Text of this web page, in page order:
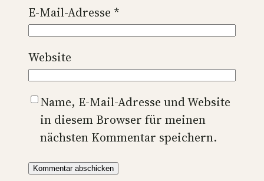
E-Mail-Adresse *
Website
Name, E-Mail-Adresse und Website
in diesem Browser für meinen
nächsten Kommentar speichern.